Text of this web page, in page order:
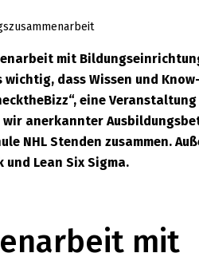
mit
wichtig, dass Wissen und
eine
wir anerkannter
NHL Stenden zusammen.
Lean Six Sigma.
mit